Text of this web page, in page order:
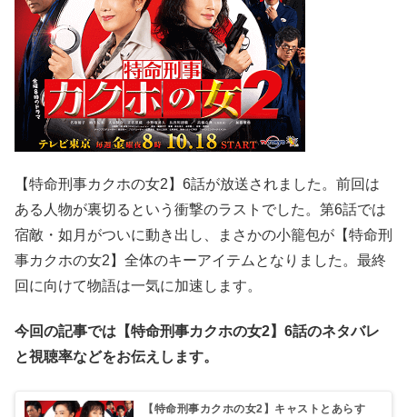
【特命刑事カクホの女2】6話が放送されました。前回は
ある人物が裏切るという衝撃のラストでした。第6話では
宿敵・如月がついに動き出し、まさかの小籠包が【特命刑
事カクホの女2】全体のキーアイテムとなりました。最終
回に向けて物語は一気に加速します。
今回の記事では【特命刑事カクホの女2】6話のネタバレ
と視聴率などをお伝えします。
【特命刑事カクホの女2】キャストとあらす